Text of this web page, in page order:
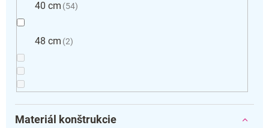
40 cm 54
48 cm 2
Materiál konštrukcie